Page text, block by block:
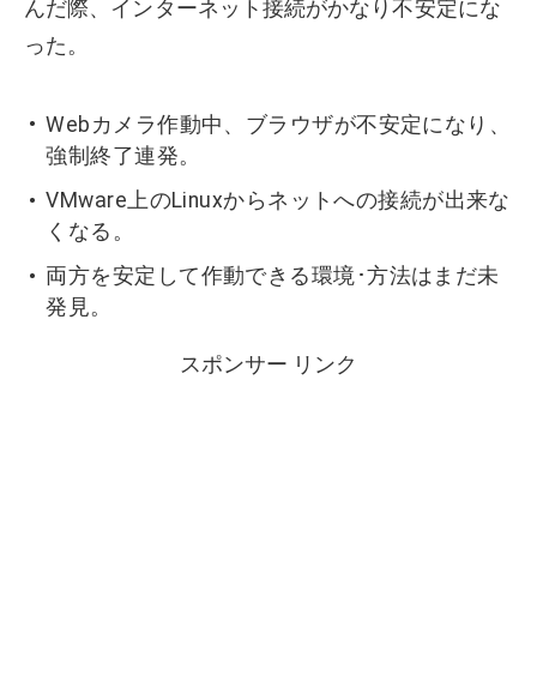
んだ際、インターネット接続がかなり不安定にな
った。
Webカメラ作動中、ブラウザが不安定になり、
強制終了連発。
VMware上のLinuxからネットへの接続が出来な
くなる。
両方を安定して作動できる環境･方法はまだ未
発見。
スポンサー リンク